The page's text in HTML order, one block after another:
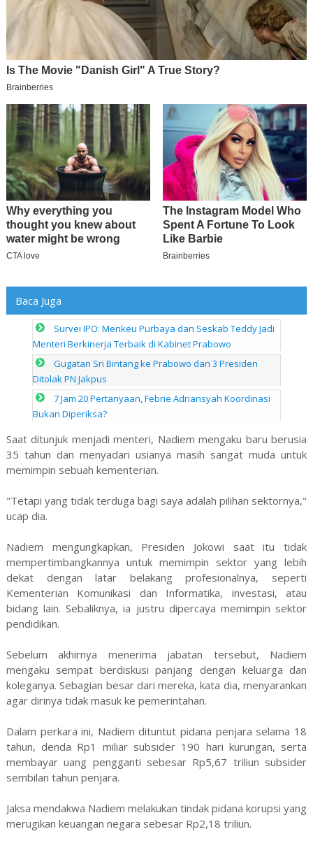
Baca Juga
Survei IPO: Menkeu Purbaya dan Seskab Teddy Jadi
Menteri Berkinerja Terbaik di Kabinet Prabowo
Gugatan Sri Bintang ke Prabowo dan 3 Presiden
Ditolak PN Jakpus
7 Jam 20 Pertanyaan, Febrie Adriansyah Koordinasi
Bukan Diperiksa?
Saat ditunjuk menjadi menteri, Nadiem mengaku baru berusia
35 tahun dan menyadari usianya masih sangat muda untuk
memimpin sebuah kementerian.
"Tetapi yang tidak terduga bagi saya adalah pilihan sektornya,"
ucap dia.
Nadiem mengungkapkan, Presiden Jokowi saat itu tidak
mempertimbangkannya untuk memimpin sektor yang lebih
dekat dengan latar belakang profesionalnya, seperti
Kementerian Komunikasi dan Informatika, investasi, atau
bidang lain. Sebaliknya, ia justru dipercaya memimpin sektor
pendidikan.
Sebelum akhirnya menerima jabatan tersebut, Nadiem
mengaku sempat berdiskusi panjang dengan keluarga dan
koleganya. Sebagian besar dari mereka, kata dia, menyarankan
agar dirinya tidak masuk ke pemerintahan.
Dalam perkara ini, Nadiem dituntut pidana penjara selama 18
tahun, denda Rp1 miliar subsider 190 hari kurungan, serta
membayar uang pengganti sebesar Rp5,67 triliun subsider
sembilan tahun penjara.
Jaksa mendakwa Nadiem melakukan tindak pidana korupsi yang
merugikan keuangan negara sebesar Rp2,18 triliun.